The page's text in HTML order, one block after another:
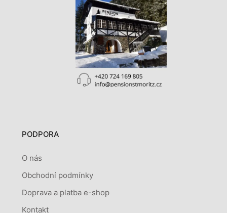
PODPORA
O nás
Obchodní podmínky
Doprava a platba e-shop
Kontakt